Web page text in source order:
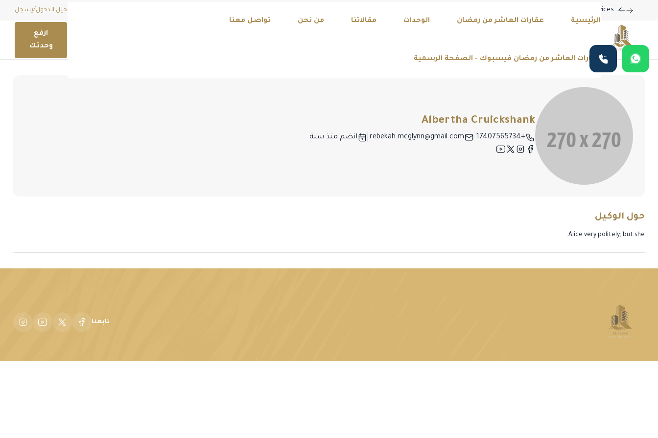
Discover Your Dream Home with Our Latest Listings and Personalized Services! تسجيل الدخول/يسجل
الرئيسية عقارات العاشر من رمضان الوحدات مقالاتنا من نحن تواصل معنا
عقارات العاشر من رمضان فيسبوك – الصفحة الرسمية
ارفع
وحدتك
Albertha Cruickshank
+17407565734
rebekah.mcglynn@gmail.com انضم منذ سنة
حول الوكيل
Alice very politely; but she.
تابعنا